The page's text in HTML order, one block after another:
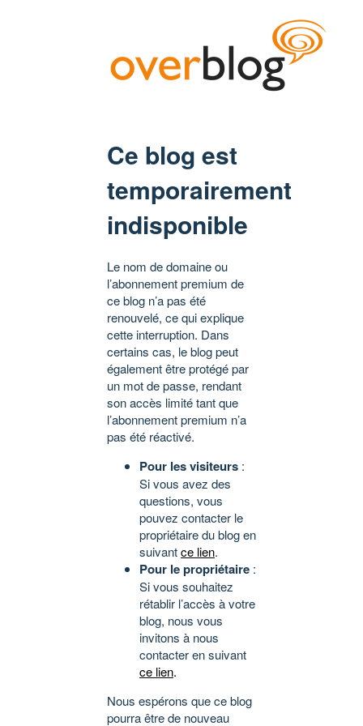
Ce blog est
temporairement
indisponible
Le nom de domaine ou
l’abonnement premium de
ce blog n’a pas été
renouvelé, ce qui explique
cette interruption. Dans
certains cas, le blog peut
également être protégé par
un mot de passe, rendant
son accès limité tant que
l’abonnement premium n’a
pas été réactivé.
Pour les visiteurs :
Si vous avez des
questions, vous
pouvez contacter le
propriétaire du blog en
suivantce lien.
Pour le propriétaire :
Si vous souhaitez
rétablir l’accès à votre
blog, nous vous
invitons à nous
contacter en suivant
ce lien.
Nous espérons que ce blog
pourra être de nouveau